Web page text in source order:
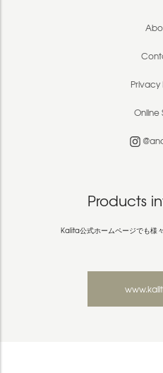
Privacy
Online
Products
Kalita公式ホームページでも様